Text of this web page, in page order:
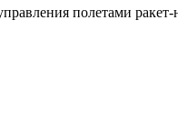
полетами